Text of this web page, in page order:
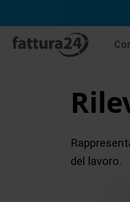
del lavoro.